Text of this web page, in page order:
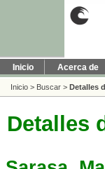
Inicio Acerca de
Inicio > Buscar > Detalles
Detalles